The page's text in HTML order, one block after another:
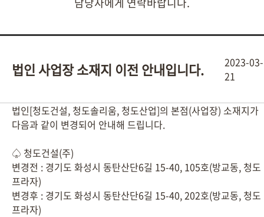
법인 사업장 소재지 이전 안내입니다.
2023-03-
21
법인[청도건설, 청도솔리움, 청도산업]의 본점(사업장) 소재지가
다음과 같이 변경되어 안내해 드립니다.
♤ 청도건설(주)
변경전 : 경기도 화성시 동탄산단6길 15-40, 105호(방교동, 청도
프라자)
변경후 : 경기도 화성시 동탄산단6길 15-40, 202호(방교동, 청도
프라자)